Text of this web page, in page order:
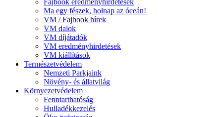
Fajbook eredményhirdetések
Ma egy fészek, holnap az óceán!
VM / Fajbook hírek
VM dalok
VM díjátadók
VM eredményhirdetések
VM kiállítások
Természetvédelem
Nemzeti Parkjaink
Növény- és állatvilág
Környezetvédelem
Fenntarthatóság
Hulladékkezelés